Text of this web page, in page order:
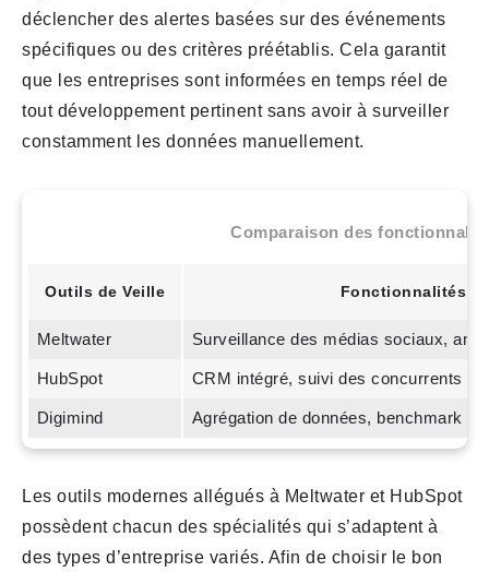
déclencher des alertes basées sur des événements
spécifiques ou des critères préétablis. Cela garantit
que les entreprises sont informées en temps réel de
tout développement pertinent sans avoir à surveiller
constamment les données manuellement.
Comparaison des
Outils de Veille Fonctionnalités
Meltwater Surveillance des médias sociaux,
HubSpot CRM intégré, suivi des concurrents
Digimind Agrégation de données, benchmark
Les outils modernes allégués à Meltwater et HubSpot
possèdent chacun des spécialités qui s’adaptent à
des types d’entreprise variés. Afin de choisir le bon